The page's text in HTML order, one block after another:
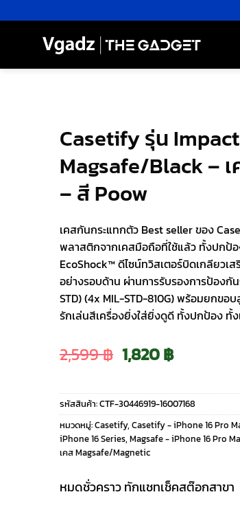
ไป
Casetify รุ่น
Magsafe/Black –
– สี Poow
เคสกันกระแทกตัว Best seller ของ
พลาสติกจากเคสมือถือที่ใช้แล้ว ทั้งปกป้อ
EcoShock™ ดีไซน์ทวิสเตอร์บิดเกลียวเ
อย่างรอบด้าน ผ่านการรับรองการป้อง
STD) (4x MIL-STD-810G) พร้อมยกขอ
รักเล่นสีเครื่องยิ่งใส่ยิ่งดูดี ทั้งปกป้อง ทั้
2,599฿ Original
price
was:
2,599 ฿.
1,820฿Current
price
is:
รหัสสินค้า:CTF-30446919-16007168
หมวดหมู่:Casetify, Casetify - iPhone 16 Pro
iPhone 16 Series, Magsafe - iPhone 16 Pro
เคส Magsafe/Magnetic
หมดชั่วคราว ทักแชทเช็คสต๊อกสาขา